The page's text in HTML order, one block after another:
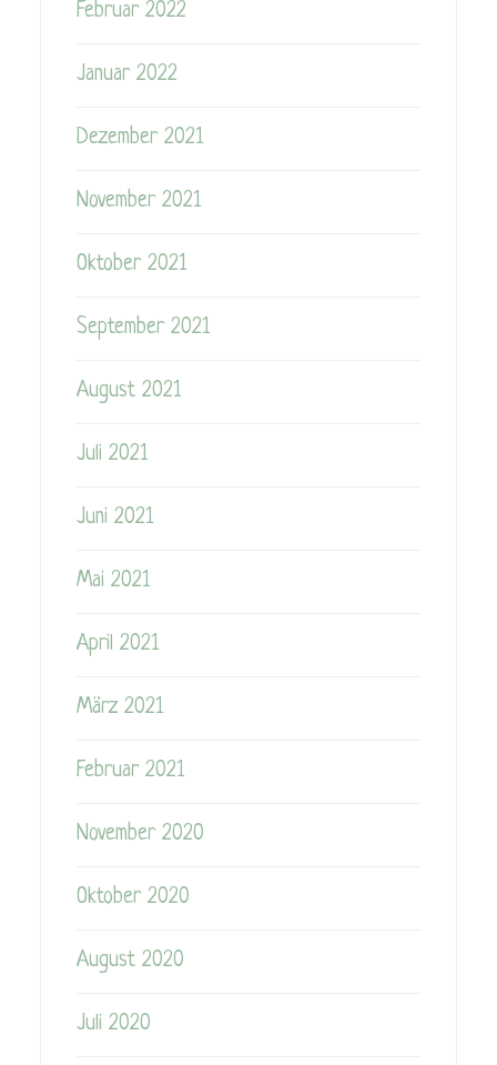
Februar 2022
Januar 2022
Dezember 2021
November 2021
Oktober 2021
September 2021
August 2021
Juli 2021
Juni 2021
Mai 2021
April 2021
März 2021
Februar 2021
November 2020
Oktober 2020
August 2020
Juli 2020